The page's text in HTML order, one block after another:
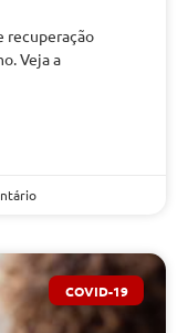
recuperação
Veja a
COVID-19